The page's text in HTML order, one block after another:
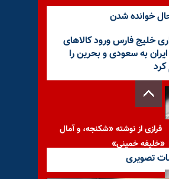
خوانده شدن
خلیج فارس ورود کالاهای
به سعودی و بحرین را
فرازی از نوشته «شکنجه، و آمال
«خلیفه خمینی»
تصویری